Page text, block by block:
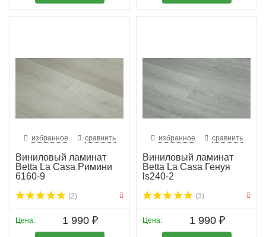
избранное сравнить
Виниловый ламинат
Betta La Casa Римини
6160-9
(2)
Цена: 1 990 ₽
избранное сравнить
Виниловый ламинат
Betta La Casa Генуя
ls240-2
(3)
Цена: 1 990 ₽